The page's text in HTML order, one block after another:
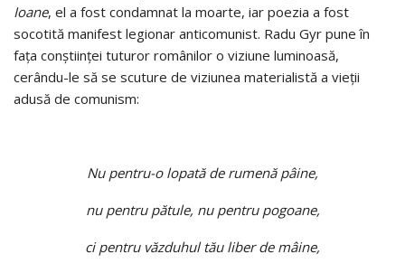
Ioane, el a fost condamnat la moarte, iar poezia a fost
socotită manifest legionar anticomunist. Radu Gyr pune în
faţa conştiinţei tuturor românilor o viziune luminoasă,
cerându-le să se scuture de viziunea materialistă a vieţii
adusă de comunism:
Nu pentru-o lopată de rumenă pâine,
nu pentru pătule, nu pentru pogoane,
ci pentru văzduhul tău liber de mâine,